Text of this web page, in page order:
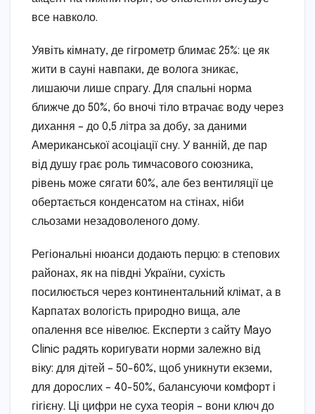
все навколо.
Уявіть кімнату, де гігрометр блимає 25%: це як
жити в сауні навпаки, де волога зникає,
лишаючи лише спрагу. Для спальні норма
ближче до 50%, бо вночі тіло втрачає воду через
дихання – до 0,5 літра за добу, за даними
Американської асоціації сну. У ванній, де пар
від душу грає роль тимчасового союзника,
рівень може сягати 60%, але без вентиляції це
обертається конденсатом на стінах, ніби
сльозами незадоволеного дому.
Регіональні нюанси додають перцю: в степових
районах, як на півдні України, сухість
посилюється через континентальний клімат, а в
Карпатах вологість природно вища, але
опалення все нівелює. Експерти з сайту Mayo
Clinic радять коригувати норми залежно від
віку: для дітей – 50-60%, щоб уникнути екземи,
для дорослих – 40-50%, балансуючи комфорт і
гігієну. Ці цифри не суха теорія – вони ключ до